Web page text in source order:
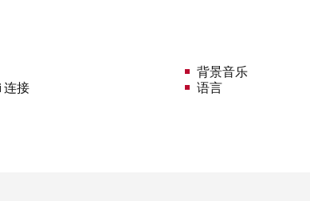
连接
背景音乐
语言